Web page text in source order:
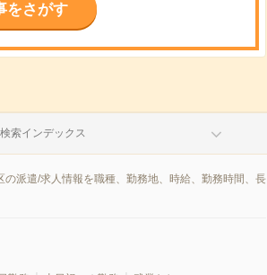
をさがす
索インデックス
派遣/求人情報を職種、勤務地、時給、勤務時間、長